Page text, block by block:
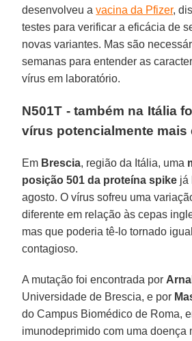
desenvolveu avacina da Pfizer,
testes para verificar a eficácia de
novas variantes. Mas são
semanas para entender as
vírus em laboratório.
N501T - também na Itália
vírus potencialmente mais
Em Brescia, região da Itália, uma
posição 501 da proteína spike já
agosto. O vírus sofreu uma
diferente em relação às cepas
mas que poderia tê-lo tornado
contagioso.
A mutação foi encontrada por
Universidade de Brescia, e por
do Campus Biomédico de Roma,
imunodeprimido com uma doença